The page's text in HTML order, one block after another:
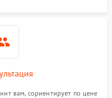
вам, сориентирует по цене